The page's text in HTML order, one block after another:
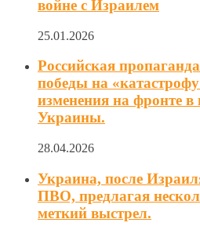
войне с Израилем
25.01.2026
Российская
победы на
изменения на фронте в
Украины.
28.04.2026
Украина, после
ПВО, предлагая
меткий выстрел.